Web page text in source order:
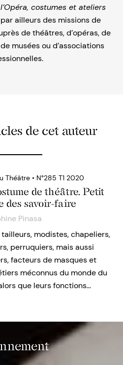
costumes et ateliers
ailleurs des missions de
de théâtres, d’opéras, de
musées ou d’associations
de cet auteur
Théâtre • N°285 T1 2020
de théâtre. Petit
des savoir-faire
Pinasa
modistes, chapeliers,
perruquiers, mais aussi
facteurs de masques et
méconnus du monde du
que leurs fonctions…